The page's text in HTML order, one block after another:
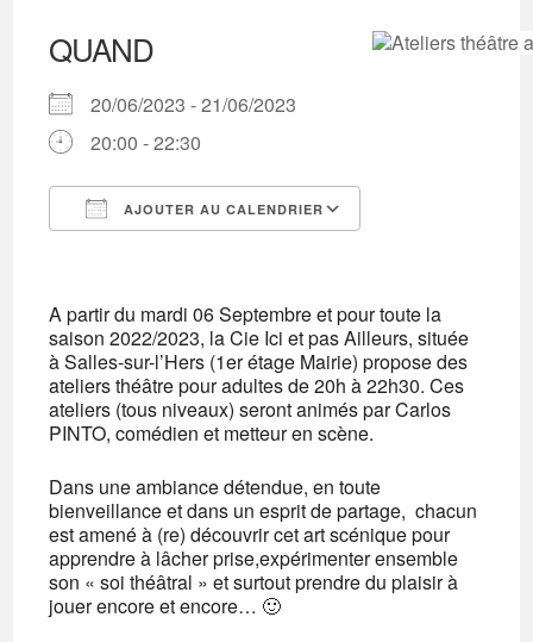
QUAND
20/06/2023 - 21/06/2023
20:00 - 22:30
AJOUTER AU CALENDRIER
A partir du mardi 06 Septembre et pour toute la
saison 2022/2023, la Cie Ici et pas Ailleurs, située
à Salles-sur-l’Hers (1er étage Mairie) propose des
ateliers théâtre pour adultes de 20h à 22h30. Ces
ateliers (tous niveaux) seront animés par Carlos
PINTO, comédien et metteur en scène.
Dans une ambiance détendue, en toute
bienveillance et dans un esprit de partage, chacun
est amené à (re) découvrir cet art scénique pour
apprendre à lâcher prise,expérimenter ensemble
son « soi théâtral » et surtout prendre du plaisir à
jouer encore et encore… 🙂